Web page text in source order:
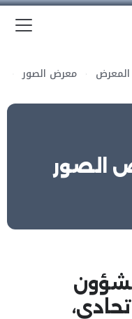
المعرض معرض الصور
الصور